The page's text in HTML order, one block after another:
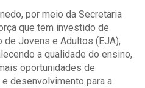
por meio da Secretaria
que tem investido de
de Jovens e Adultos (EJA),
a qualidade do ensino,
oportunidades de
desenvolvimento para a